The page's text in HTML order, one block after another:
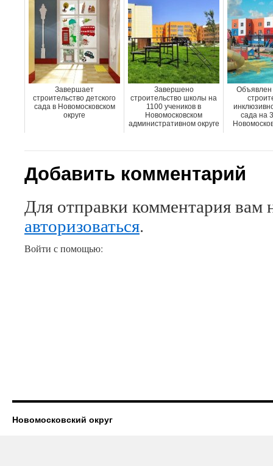
Завершает
строительство детского
сада в Новомосковском
округе
Завершено
строительство школы на
1100 учеников в
Новомосковском
административном округе
Объявлен
сада на
Добавить комментарий
Для отправки комментария вам
авторизоваться.
Войти с помощью:
Новомосковский округ